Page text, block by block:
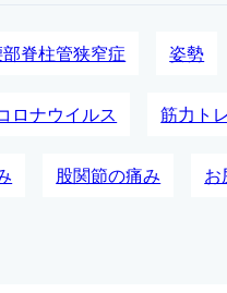
部脊柱管狭窄症 姿勢
ロナウイルス 筋力ト
股関節の痛み お